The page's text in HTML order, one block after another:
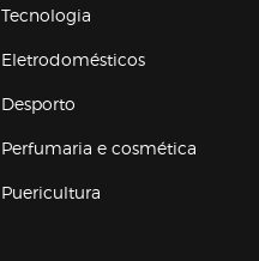
Tecnologia
Eletrodomésticos
Desporto
Perfumaria e cosmética
Puericultura